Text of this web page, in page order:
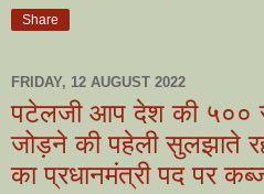
Share
FRIDAY, 12 AUGUST 2022
पटेलजी आप देश की ५००
जोड़ने की पहेली सुलझाते
का प्रधानमंत्री पद पर